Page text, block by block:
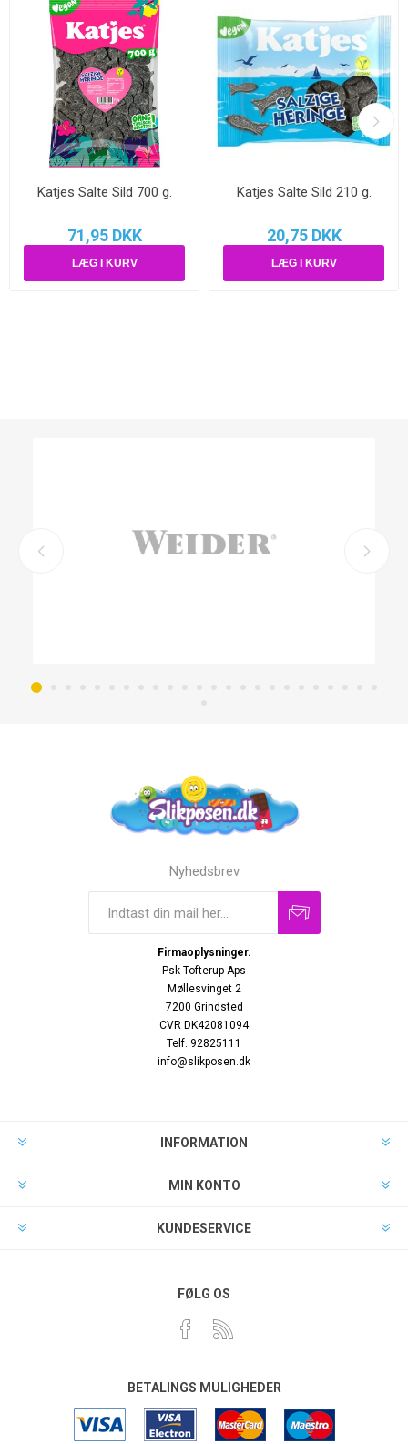
Katjes Salte Sild 700 g.
71,95 DKK
Katjes Salte Sild 210 g.
20,75 DKK
Nyhedsbrev
Firmaoplysninger.
Psk Tofterup Aps
Møllesvinget 2
7200 Grindsted
CVR DK42081094
Telf. 92825111
info@slikposen.dk
INFORMATION
MIN KONTO
KUNDESERVICE
FØLG OS
BETALINGS MULIGHEDER